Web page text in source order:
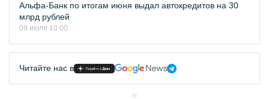
Альфа-Банк по итогам июня выдал автокредитов на 30
млрд рублей
09 июля 10:00
Читайте нас в